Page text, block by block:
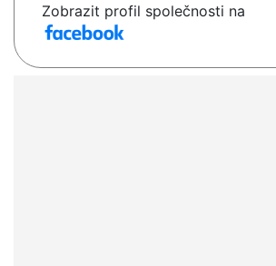
Zobrazit profil společnosti na